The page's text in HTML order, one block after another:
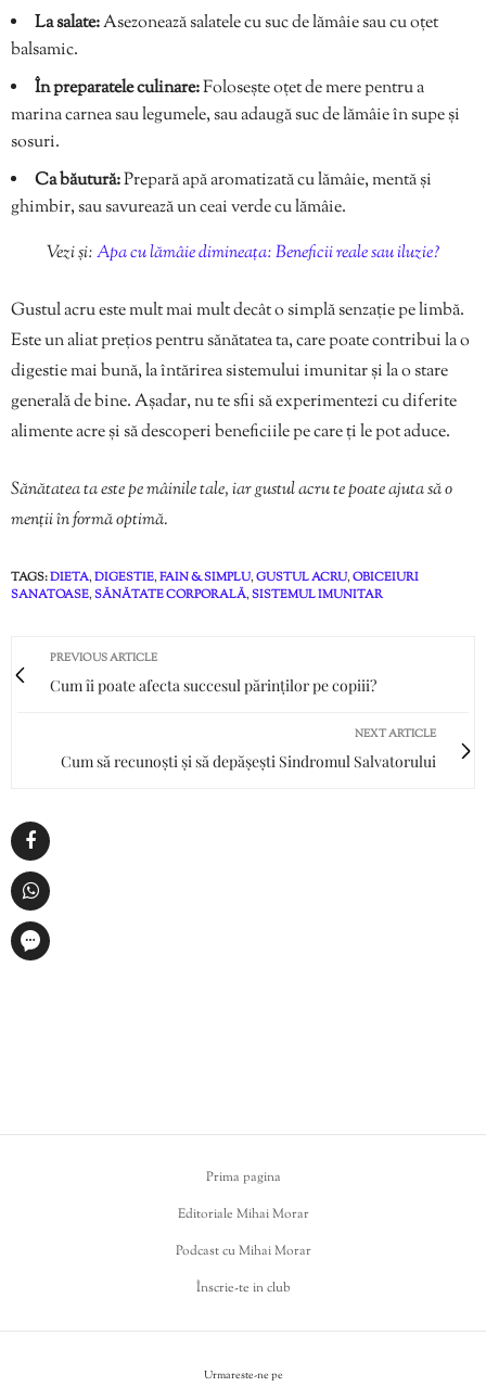
La salate:Asezonează salatele cu suc de lămâie sau cu oțet
balsamic.
În preparatele culinare:Folosește oțet de mere pentru a
marina carnea sau legumele, sau adaugă suc de lămâie în supe și
sosuri.
Ca băutură:Prepară apă aromatizată cu lămâie, mentă și
ghimbir, sau savurează un ceai verde cu lămâie.
Vezi și:Apa cu lămâie dimineața: Beneficii reale sau iluzie?
Gustul acru este mult mai mult decât o simplă senzație pe limbă.
Este un aliat prețios pentru sănătatea ta, care poate contribui la o
digestie mai bună, la întărirea sistemului imunitar și la o stare
generală de bine. Așadar, nu te sfii să experimentezi cu diferite
alimente acre și să descoperi beneficiile pe care ți le pot aduce.
Sănătatea ta este pe mâinile tale, iar gustul acru te poate ajuta să o
menții în formă optimă.
TAGS:DIETA,DIGESTIE,FAIN & SIMPLU,GUSTUL ACRU,OBICEIURI
SANATOASE,SĂNĂTATE CORPORALĂ,SISTEMUL IMUNITAR
PREVIOUS ARTICLE
Cum îi poate afecta succesul părinților pe copiii?
NEXT ARTICLE
Cum să recunoști și să depășești Sindromul Salvatorului
Prima pagina
Editoriale Mihai Morar
Podcast cu Mihai Morar
Înscrie-te in club
Urmareste-ne pe